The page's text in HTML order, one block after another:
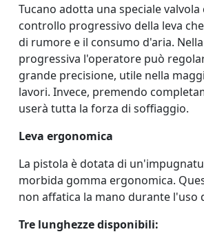
Tucano adotta una speciale valvola
controllo progressivo della leva
di rumore e il consumo d'aria.
progressiva l'operatore può
grande precisione, utile nella
lavori. Invece, premendo
userà tutta la forza di soffiaggio.
Leva ergonomica
La pistola è dotata di
morbida gomma ergonomica.
non affatica la mano durante l'uso
Tre lunghezze disponibili: